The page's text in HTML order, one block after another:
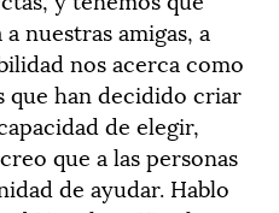
nuestras amigas, a
nos acerca como
que han decidido criar
de elegir,
que a las personas
de ayudar. Hablo